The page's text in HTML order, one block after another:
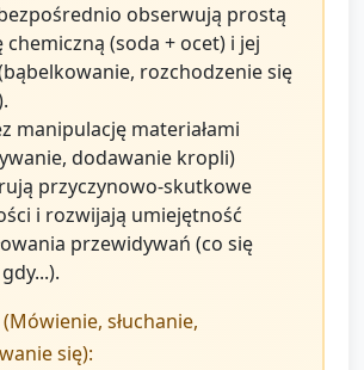
obserwują prostą
chemiczną (soda + ocet) i jej
rozchodzenie się
manipulację materiałami
dodawanie kropli)
przyczynowo‑skutkowe
i rozwijają umiejętność
przewidywań (co się
słuchanie,
się):